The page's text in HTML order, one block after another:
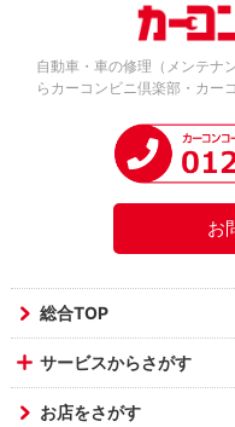
自動車・車の修理（メンテナ
らカーコンビニ倶楽部・カー
お
総合TOP
サービスからさがす
お店をさがす